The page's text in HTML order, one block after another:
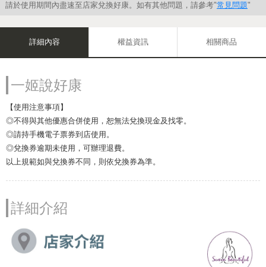
請於使用期間內盡速至店家兌換好康。如有其他問題，請參考"常見問題"
詳細內容 權益資訊 相關商品
一姬說好康
【使用注意事項】
◎不得與其他優惠合併使用，恕無法兌換現金及找零。
◎請持手機電子票券到店使用。
◎兌換券逾期未使用，可辦理退費。
以上規範如與兌換券不同，則依兌換券為準。
詳細介紹